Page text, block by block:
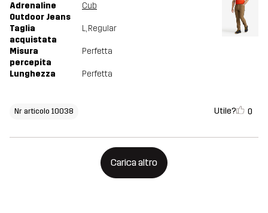
Adrenaline
Outdoor Jeans
Cub
Taglia
acquistata
L, Regular
Misura
percepita
Perfetta
Lunghezza Perfetta
Nr articolo 10038 Utile? 0
Carica altro